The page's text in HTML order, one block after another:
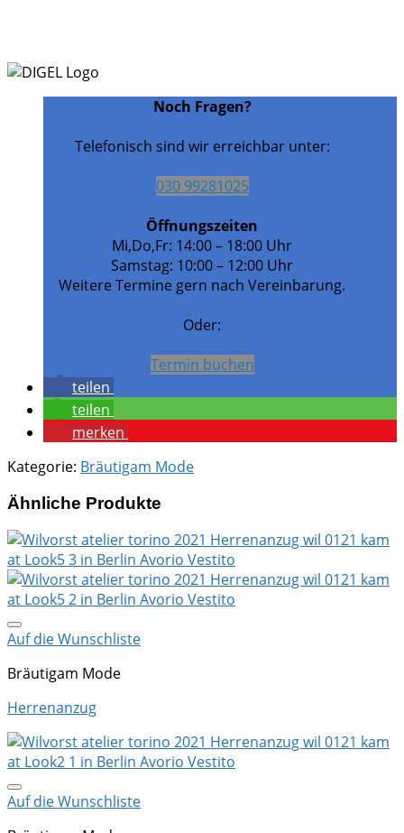
Noch Fragen?
Telefonisch sind wir erreichbar unter:
030 99281025
Öffnungszeiten
Mi,Do,Fr: 14:00 – 18:00 Uhr
Samstag: 10:00 – 12:00 Uhr
Weitere Termine gern nach Vereinbarung.
Oder:
Termin buchen
teilen
teilen
merken
Kategorie: Bräutigam Mode
Ähnliche Produkte
Auf die Wunschliste
Bräutigam Mode
Herrenanzug
Auf die Wunschliste